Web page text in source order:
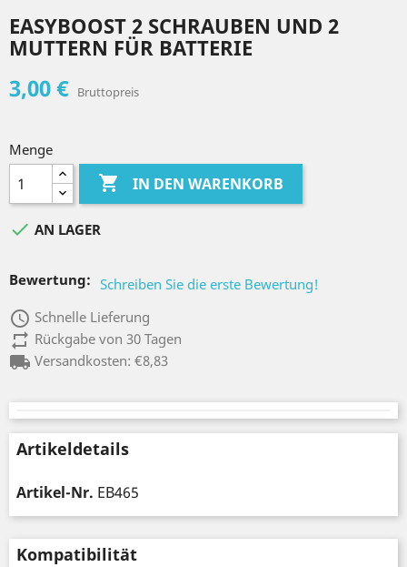
EASYBOOST 2 SCHRAUBEN UND 2
MUTTERN FÜR BATTERIE
3,00 € Bruttopreis
Menge
 IN DEN WARENKORB
 AN LAGER
Bewertung: Schreiben Sie die erste Bewertung!
access_time Schnelle Lieferung
repeatRückgabe von 30 Tagen
local_shippingVersandkosten: €8,83
Artikeldetails
Artikel-Nr. EB465
Kompatibilität